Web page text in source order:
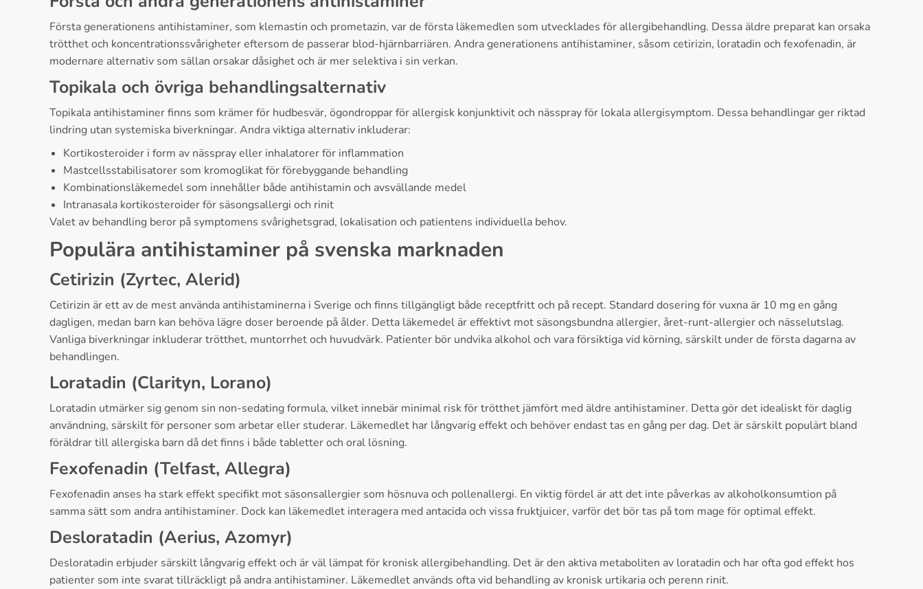
Första generationens antihistaminer, som klemastin och prometazin, var de första läkemedlen som utvecklades för allergibehandling. Dessa äldre preparat kan orsaka
trötthet och koncentrationssvårigheter eftersom de passerar blod-hjärnbarriären. Andra generationens antihistaminer, såsom cetirizin, loratadin och fexofenadin, är
modernare alternativ som sällan orsakar dåsighet och är mer selektiva i sin verkan.
Topikala och övriga behandlingsalternativ
Topikala antihistaminer finns som krämer för hudbesvär, ögondroppar för allergisk konjunktivit och nässpray för lokala allergisymptom. Dessa behandlingar ger riktad
lindring utan systemiska biverkningar. Andra viktiga alternativ inkluderar:
Kortikosteroider i form av nässpray eller inhalatorer för inflammation
Mastcellsstabilisatorer som kromoglikat för förebyggande behandling
Kombinationsläkemedel som innehåller både antihistamin och avsvällande medel
Intranasala kortikosteroider för säsongsallergi och rinit
Valet av behandling beror på symptomens svårighetsgrad, lokalisation och patientens individuella behov.
Populära antihistaminer på svenska marknaden
Cetirizin (Zyrtec, Alerid)
Cetirizin är ett av de mest använda antihistaminerna i Sverige och finns tillgängligt både receptfritt och på recept. Standard dosering för vuxna är 10 mg en gång
dagligen, medan barn kan behöva lägre doser beroende på ålder. Detta läkemedel är effektivt mot säsongsbundna allergier, året-runt-allergier och nässelutslag.
Vanliga biverkningar inkluderar trötthet, muntorrhet och huvudvärk. Patienter bör undvika alkohol och vara försiktiga vid körning, särskilt under de första dagarna av
behandlingen.
Loratadin (Clarityn, Lorano)
Loratadin utmärker sig genom sin non-sedating formula, vilket innebär minimal risk för trötthet jämfört med äldre antihistaminer. Detta gör det idealiskt för daglig
användning, särskilt för personer som arbetar eller studerar. Läkemedlet har långvarig effekt och behöver endast tas en gång per dag. Det är särskilt populärt bland
föräldrar till allergiska barn då det finns i både tabletter och oral lösning.
Fexofenadin (Telfast, Allegra)
Fexofenadin anses ha stark effekt specifikt mot säsonsallergier som hösnuva och pollenallergi. En viktig fördel är att det inte påverkas av alkoholkonsumtion på
samma sätt som andra antihistaminer. Dock kan läkemedlet interagera med antacida och vissa fruktjuicer, varför det bör tas på tom mage för optimal effekt.
Desloratadin (Aerius, Azomyr)
Desloratadin erbjuder särskilt långvarig effekt och är väl lämpat för kronisk allergibehandling. Det är den aktiva metaboliten av loratadin och har ofta god effekt hos
patienter som inte svarat tillräckligt på andra antihistaminer. Läkemedlet används ofta vid behandling av kronisk urtikaria och perenn rinit.